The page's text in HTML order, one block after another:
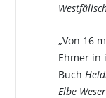
„Von 16
Ehmer in
Buch
Elbe